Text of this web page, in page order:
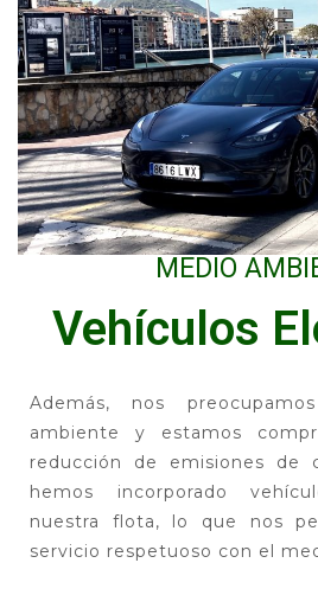
MEDIO
Vehículos
Además, nos
ambiente y estamos
reducción de emisiones de
hemos incorporado
nuestra flota, lo que nos
servicio respetuoso con el